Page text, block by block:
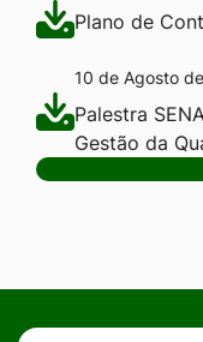
Plano de
10 de Agosto
Palestra
Gestão da